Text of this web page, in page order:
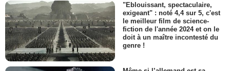
"Eblouissant, spectaculaire,
exigeant" : noté 4,4 sur 5, c'est
le meilleur film de science-
fiction de l'année 2024 et on le
doit à un maître incontesté du
genre !